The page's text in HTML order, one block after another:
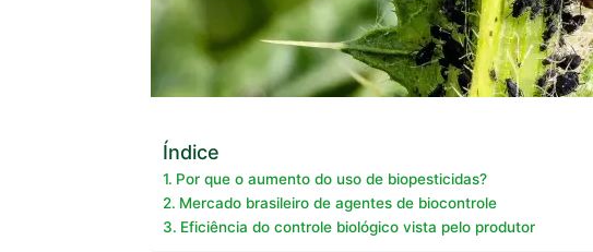
Índice
Por que o aumento do uso de biopesticidas?
Mercado brasileiro de agentes de biocontrole
Eficiência do controle biológico vista pelo produtor